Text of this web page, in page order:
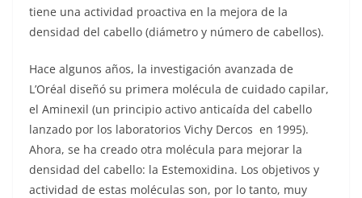
tiene una actividad proactiva en la mejora de la
densidad del cabello (diámetro y número de cabellos).
Hace algunos años, la investigación avanzada de
L’Oréal diseñó su primera molécula de cuidado capilar,
el Aminexil (un principio activo anticaída del cabello
lanzado por los laboratorios Vichy Dercos en 1995).
Ahora, se ha creado otra molécula para mejorar la
densidad del cabello: la Estemoxidina. Los objetivos y
actividad de estas moléculas son, por lo tanto, muy